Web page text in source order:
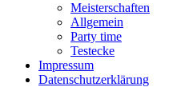
Meisterschaften
Allgemein
Party time
Testecke
Impressum
Datenschutzerklärung